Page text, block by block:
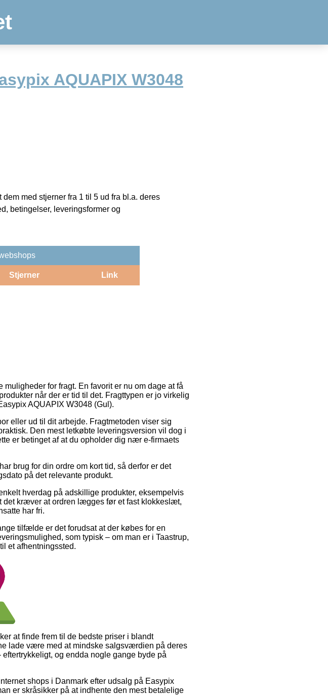
AQUAPIX W3048
med stjerner fra 1 til 5 ud fra bl.a. deres
betingelser, leveringsformer og
Stjerner Link
for fragt. En favorit er nu om dage at få
når der er tid til det. Fragttypen er jo virkelig
AQUAPIX W3048 (Gul).
eller ud til dit arbejde. Fragtmetoden viser sig
Den mest letkøbte leveringsversion vil dog i
er betinget af at du opholder dig nær e-firmaets
brug for din ordre om kort tid, så derfor er det
på det relevante produkt.
hverdag på adskillige produkter, eksempelvis
kræver at ordren lægges før et fast klokkeslæt,
har fri.
tilfælde er det forudsat at der købes for en
som typisk – om man er i Taastrup,
et afhentningssted.
at finde frem til de bedste priser i blandt
lade være med at mindske salgsværdien på deres
og endda nogle gange byde på
shops i Danmark efter udsalg på Easypix
er skråsikker på at indhente den mest betalelige